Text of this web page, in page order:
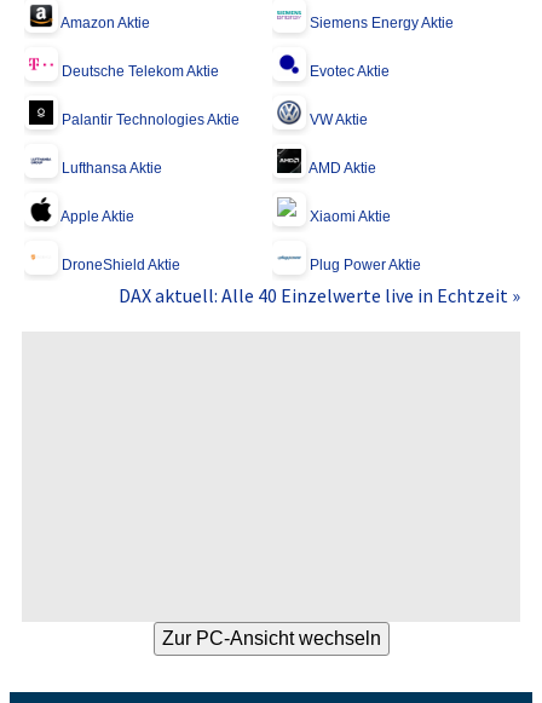
Amazon Aktie Siemens Energy Aktie
Deutsche Telekom Aktie Evotec Aktie
Palantir Technologies Aktie VW Aktie
Lufthansa Aktie AMD Aktie
Apple Aktie Xiaomi Aktie
DroneShield Aktie Plug Power Aktie
DAX aktuell: Alle 40 Einzelwerte live in Echtzeit »